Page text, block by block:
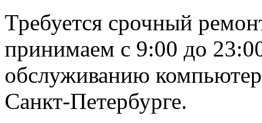
Требуется срочный
принимаем с 9:00 до
обслуживанию
Санкт-Петербурге.